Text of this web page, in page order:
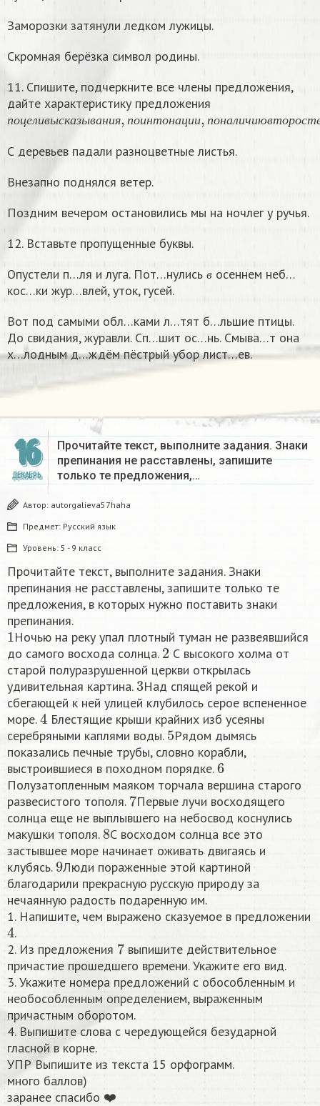
Заморозки затянули ледком лужицы.
Скромная берёзка символ родины.
11. Спишите, подчеркните все члены предложения,
дайте характеристику предложения
п о ц ел и в ы с к а з ы в а н ия п о инт он а ц и и п он ал и ч ию вт ор о ст
поцеливысказыван ия,поинтона
С деревьев падали разноцветные листья.
Внезапно поднялся ветер.
Поздним вечером остановились мы на ночлег у ручья.
12. Вставьте пропущенные буквы.
Опустели п…ля и луга. Пот…нулись
в
осеннем неб…
кос…ки жур…влей, уток, гусей.
Вот под самыми обл…ками л…тят б…льшие птицы.
До свидания, журавли. Сп…шит ос…нь. Смыва…т она
х…лодным д…ждём пёстрый убор лист…ев.
16
ДЕКАБРЬ
Прочитайте текст, выполните задания. Знаки
препинания не расставлены, запишите
только те предложения,…
Автор: autorgalieva57haha
Предмет: Русский язык
Уровень: 5 - 9 класс
Прочитайте текст, выполните задания. Знаки
препинания не расставлены, запишите только те
предложения, в которых нужно поставить знаки
препинания.
1
Ночью на реку упал плотный туман не развеявшийся
до самого восхода солнца.
2
С высокого холма от
старой полуразрушенной церкви открылась
удивительная картина.
3
Над спящей рекой и
сбегающей к ней улицей клубилось серое вспененное
море.
4
Блестящие крыши крайних изб усеяны
серебряными каплями воды.
5
Рядом дымясь
показались печные трубы, словно корабли,
выстроившиеся в походном порядке.
6
Полузатопленным маяком торчала вершина старого
развесистого тополя.
7
Первые лучи восходящего
солнца еще не выплывшего на небосвод коснулись
макушки тополя.
8
С восходом солнца все это
застывшее море начинает оживать двигаясь и
клубясь.
9
Люди пораженные этой картиной
благодарили прекрасную русскую природу за
нечаянную радость подаренную им.
1. Напишите, чем выражено сказуемое в предложении
4
.
2. Из предложения
7
выпишите действительное
причастие прошедшего времени. Укажите его вид.
3. Укажите номера предложений с обособленным и
необособленным определением, выраженным
причастным оборотом.
4. Выпишите слова с чередующейся безударной
гласной в корне.
УПР Выпишите из текста 15 орфограмм.
много баллов)
заранее спасибо ❤️​